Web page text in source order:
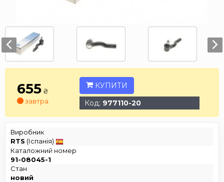
655 ₴
завтра
КУПИТИ
Код: 977110-20
Виробник
RTS (Іспанія)
Каталожний номер
91-08045-1
Стан
новий